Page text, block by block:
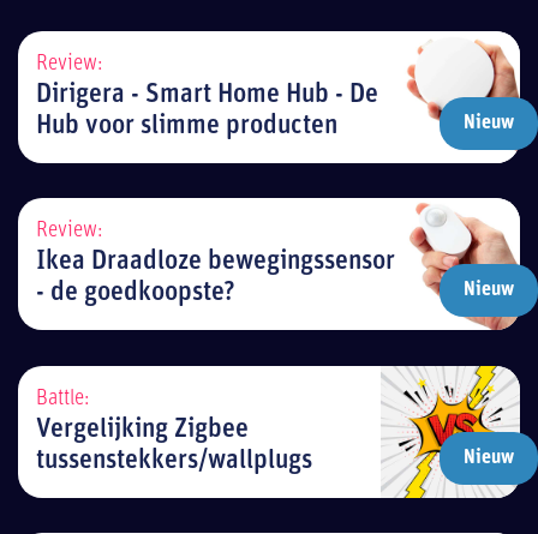
Nieuw
Review:
Dirigera - Smart Home Hub - De
Hub voor slimme producten
Nieuw
Review:
Ikea Draadloze bewegingssensor
- de goedkoopste?
Nieuw
Battle:
Vergelijking Zigbee
tussenstekkers/wallplugs